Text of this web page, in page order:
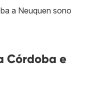
a Neuquen sono
Córdoba e